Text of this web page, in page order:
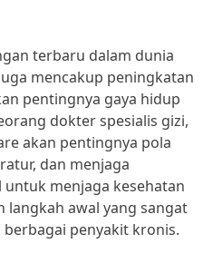
terbaru dalam dunia
mencakup peningkatan
pentingnya gaya hidup
dokter spesialis gizi,
akan pentingnya pola
dan menjaga
menjaga kesehatan
langkah awal yang sangat
penyakit kronis.